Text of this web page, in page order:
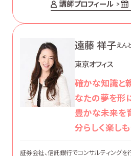
講師プロフィール
遠藤 祥子えん
東京オフィス
確かな知識と
なたの夢を形
豊かな未来を
分らしく楽しも
証券会社、信託銀行でコンサルティングを